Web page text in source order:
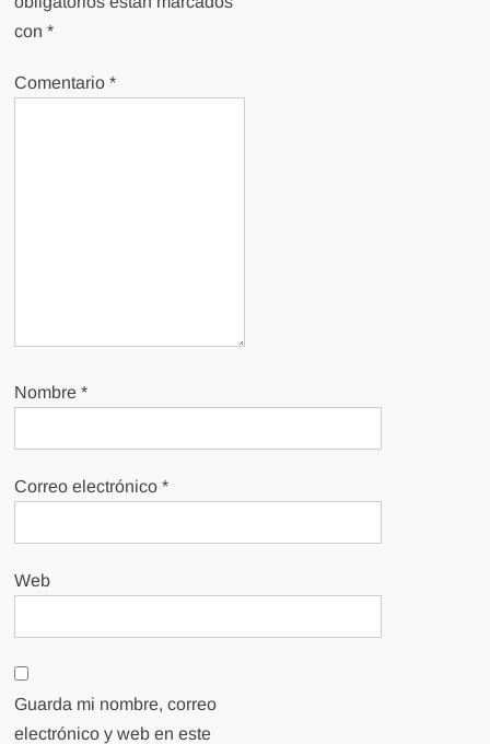
con*
Comentario*
Nombre*
Correo electrónico*
Web
Guarda mi nombre, correo
electrónico y web en este